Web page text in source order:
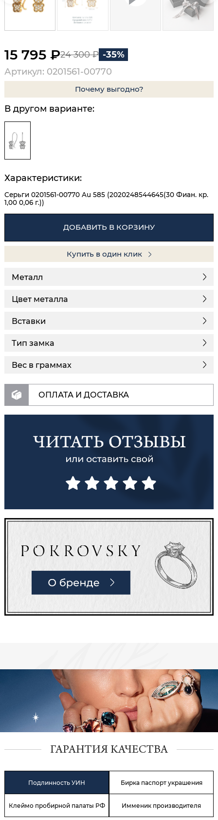
15 795 ₽24 300 ₽ -35%
Артикул: 0201561-00770
Почему выгодно?
В другом варианте:
Характеристики:
Серьги 0201561-00770 Au 585 (2020248544645(30 Фиан. кр.
1,00 0,06 г.))
ДОБАВИТЬ В КОРЗИНУ
Купить в один клик
Металл
Цвет металла
Вставки
Тип замка
Вес в граммах
ОПЛАТА И ДОСТАВКА
ГАРАНТИЯ КАЧЕСТВА
Подлинность УИН Бирка паспорт украшения
Клеймо пробирной палаты РФ Имменик производителя